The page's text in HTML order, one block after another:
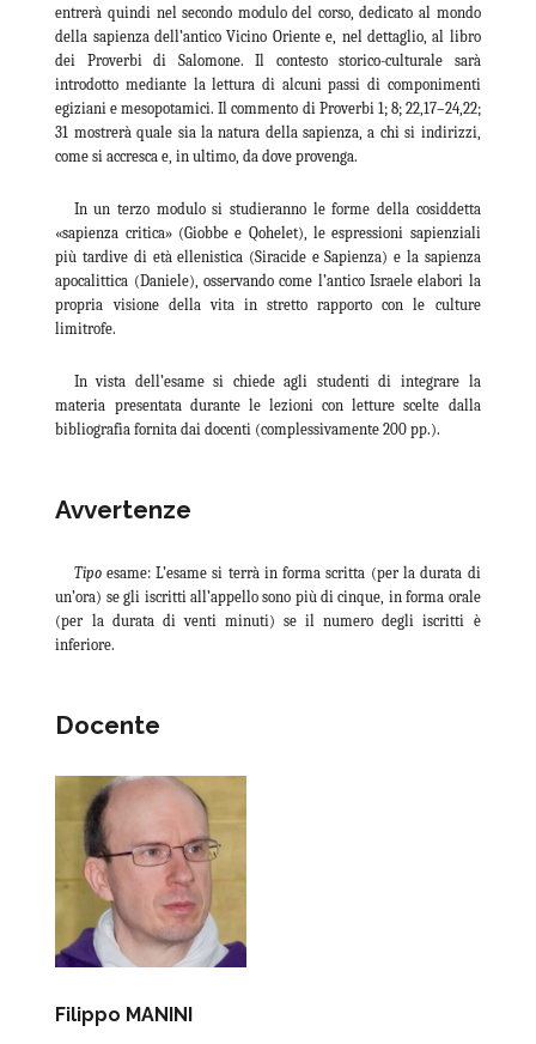
entrerà quindi nel secondo modulo del corso, dedicato al mondo
della sapienza dell’antico Vicino Oriente e, nel dettaglio, al libro
dei Proverbi di Salomone. Il contesto storico-culturale sarà
introdotto mediante la lettura di alcuni passi di componimenti
egiziani e mesopotamici. Il commento di Proverbi 1; 8; 22,17–24,22;
31 mostrerà quale sia la natura della sapienza, a chi si indirizzi,
come si accresca e, in ultimo, da dove provenga.
In un terzo modulo si studieranno le forme della cosiddetta
«sapienza critica» (Giobbe e Qohelet), le espressioni sapienziali
più tardive di età ellenistica (Siracide e Sapienza) e la sapienza
apocalittica (Daniele), osservando come l’antico Israele elabori la
propria visione della vita in stretto rapporto con le culture
limitrofe.
In vista dell’esame si chiede agli studenti di integrare la
materia presentata durante le lezioni con letture scelte dalla
bibliografia fornita dai docenti (complessivamente 200 pp.).
Avvertenze
Tipo esame: L’esame si terrà in forma scritta (per la durata di
un’ora) se gli iscritti all’appello sono più di cinque, in forma orale
(per la durata di venti minuti) se il numero degli iscritti è
inferiore.
Docente
Filippo MANINI